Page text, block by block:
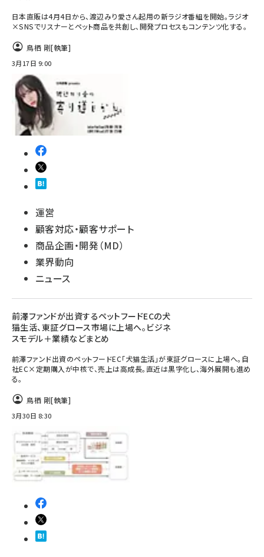
日本直販は4月4日から、渡辺みり愛さん起用の新ラジオ番組を開始。ラジオ
×SNSでリスナーとペット商品を共創し、開発プロセスもコンテンツ化する。
鳥栖 剛[執筆]
3月17日 9:00
運営
顧客対応・顧客サポート
商品企画・開発（MD）
業界動向
ニュース
前澤ファンドが出資するペットフードECの犬
猫生活、東証グロース市場に上場へ。ビジネ
スモデル＋業績などまとめ
前澤ファンド出資のペットフードEC「犬猫生活」が東証グロースに上場へ。自
社EC×定期購入が中核で、売上は高成長。直近は黒字化し、海外展開も進め
る。
鳥栖 剛[執筆]
3月30日 8:30